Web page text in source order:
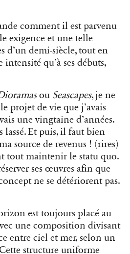
comment il est parvenu
exigence et une telle
d’un demi-siècle, tout en
qu’à ses débuts,
ou Seascapes, je ne
projet de vie que j’avais
une vingtaine d’années.
lassé. Et puis, il faut bien
source de revenus ! (rires)
tout maintenir le statu quo.
ses œuvres afin que
ne se détériorent pas.
est toujours placé au
une composition divisant
entre ciel et mer, selon un
structure uniforme